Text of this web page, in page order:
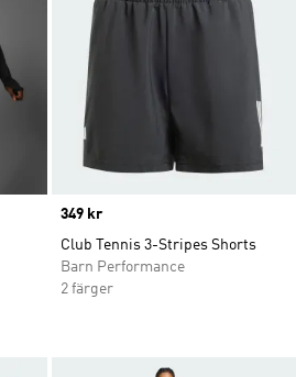
Price
349 kr
Club Tennis 3-Stripes Shorts
Barn Performance
2 färger